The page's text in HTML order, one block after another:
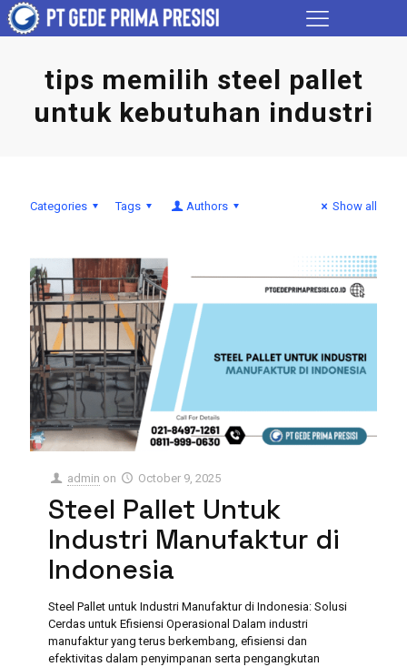
tips memilih steel pallet
untuk kebutuhan industri
Categories Tags Authors Show all
admin on October 9, 2025
Steel Pallet Untuk
Industri Manufaktur di
Indonesia
Steel Pallet untuk Industri Manufaktur di Indonesia: Solusi
Cerdas untuk Efisiensi Operasional Dalam industri
manufaktur yang terus berkembang, efisiensi dan
efektivitas dalam penyimpanan serta pengangkutan